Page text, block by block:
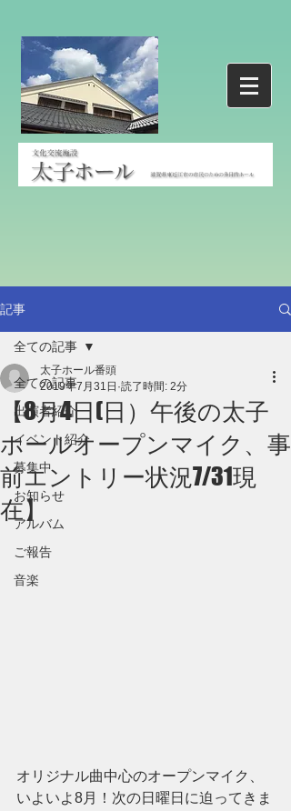
記事
全ての記事
出演者紹介
イベント紹介
募集中
お知らせ
アルバム
ご報告
音楽
全ての記事
【8月4日(日）午後の太子
ホールオープンマイク、事
前エントリー状況7/31現
在】
太子ホール番頭
2019年7月31日 読了時間: 2分
オリジナル曲中心のオープンマイク、
いよいよ8月！次の日曜日に迫ってきま